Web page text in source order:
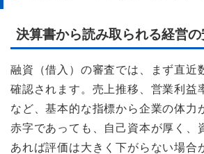
決算書から読み取られる経営
融資（借入）の審査では、まず直近
確認されます。売上推移、営業利益
など、基本的な指標から企業の体力
赤字であっても、自己資本が厚く、
あれば評価は大きく下がらない場合